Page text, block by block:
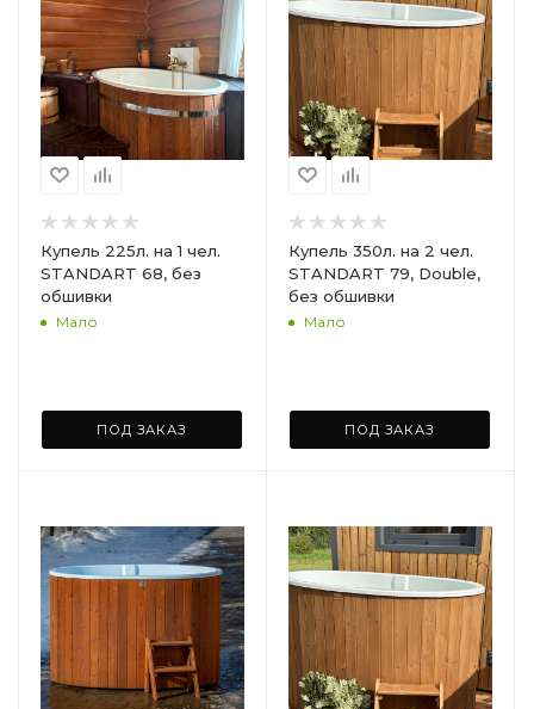
Купель 225л. на 1 чел.
STANDART 68, без
обшивки
Мало
ПОД ЗАКАЗ
Купель 350л. на 2 чел.
STANDART 79, Double,
без обшивки
Мало
ПОД ЗАКАЗ